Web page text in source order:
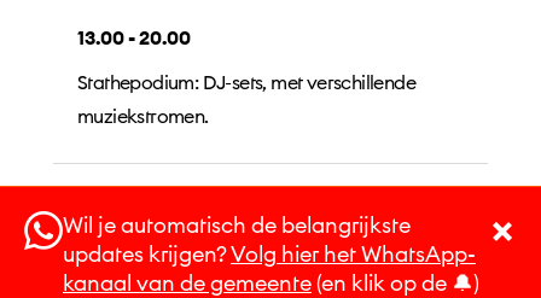
Wil je automatisch de belangrijkste
updates krijgen?Volg hier het WhatsApp-
kanaal van de gemeente (en klik op de 🔔)
13.00 - 20.00
Stathepodium: DJ-sets, met verschillende
muziekstromen.
Privacy statement